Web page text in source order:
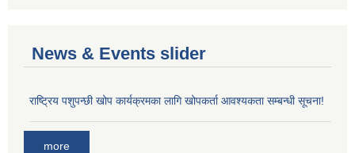
News & Events slider
राष्ट्रिय पशुपन्छी खोप कार्यक्रमका लागि खोपकर्ता आवश्यकता सम्बन्धी सूचना!
more